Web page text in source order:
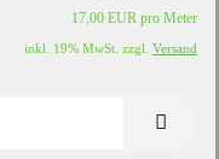
17,00 EUR pro Meter
inkl. 19% MwSt. zzgl. Versand